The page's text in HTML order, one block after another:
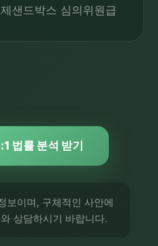
샌드박스 심의위원급
법률 분석 받기
보이며, 구체적인 사안에
상담하시기 바랍니다.